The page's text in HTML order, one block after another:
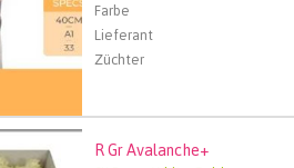
Farbe
Lieferant
Züchter
R Gr Avalanche+